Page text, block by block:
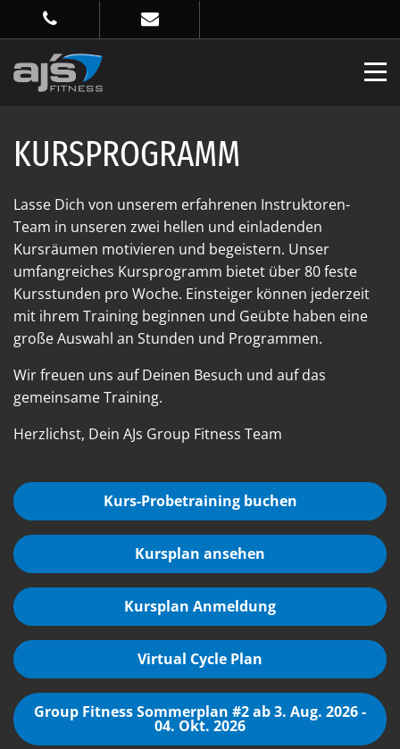
KURSPROGRAMM
Lasse Dich von unserem erfahrenen Instruktoren-
Team in unseren zwei hellen und einladenden
Kursräumen motivieren und begeistern. Unser
umfangreiches Kursprogramm bietet über 80 feste
Kursstunden pro Woche. Einsteiger können jederzeit
mit ihrem Training beginnen und Geübte haben eine
große Auswahl an Stunden und Programmen.
Wir freuen uns auf Deinen Besuch und auf das
gemeinsame Training.
Herzlichst, Dein AJs Group Fitness Team
Kurs-Probetraining buchen
Kursplan ansehen
Kursplan Anmeldung
Virtual Cycle Plan
Group Fitness Sommerplan #2 ab 3. Aug. 2026 -
04. Okt. 2026